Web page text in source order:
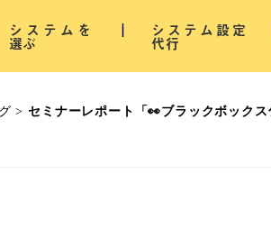
システムを
選ぶ
システム設定
代行
セミナーレポート「👀ブラックボック